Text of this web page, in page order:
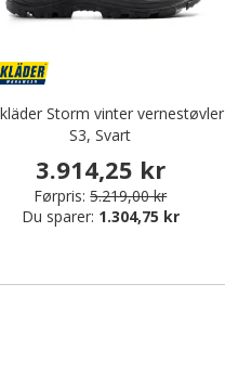
Storm vinter vernestøvler
S3, Svart
3.914,25 kr
Førpris: 5.219,00 kr
Du sparer: 1.304,75 kr